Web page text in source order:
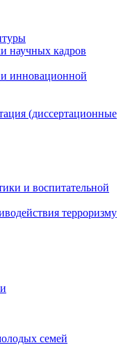
научных кадров
инновационной
(диссертационные
и воспитательной
терроризму
семей